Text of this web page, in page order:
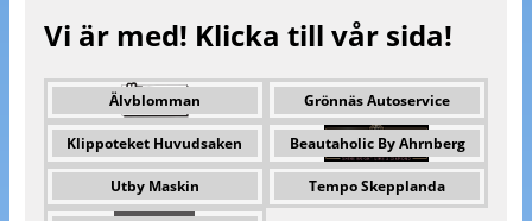
Vi är med! Klicka till vår sida!
Älvblomman Grönnäs Autoservice
Klippoteket Huvudsaken Beautaholic By Ahrnberg
Utby Maskin Tempo Skepplanda